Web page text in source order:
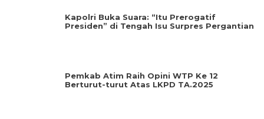
Kapolri Buka Suara: “Itu Prerogatif
Presiden” di Tengah Isu Surpres Pergantian
Pemkab Atim Raih Opini WTP Ke 12
Berturut-turut Atas LKPD TA.2025